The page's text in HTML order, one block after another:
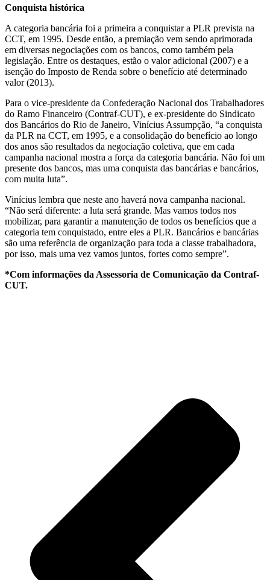
Conquista histórica
A categoria bancária foi a primeira a conquistar a PLR prevista na
CCT, em 1995. Desde então, a premiação vem sendo aprimorada
em diversas negociações com os bancos, como também pela
legislação. Entre os destaques, estão o valor adicional (2007) e a
isenção do Imposto de Renda sobre o benefício até determinado
valor (2013).
Para o vice-presidente da Confederação Nacional dos Trabalhadores
do Ramo Financeiro (Contraf-CUT), e ex-presidente do Sindicato
dos Bancários do Rio de Janeiro, Vinícius Assumpção, “a conquista
da PLR na CCT, em 1995, e a consolidação do benefício ao longo
dos anos são resultados da negociação coletiva, que em cada
campanha nacional mostra a força da categoria bancária. Não foi um
presente dos bancos, mas uma conquista das bancárias e bancários,
com muita luta”.
Vinícius lembra que neste ano haverá nova campanha nacional.
“Não será diferente: a luta será grande. Mas vamos todos nos
mobilizar, para garantir a manutenção de todos os benefícios que a
categoria tem conquistado, entre eles a PLR. Bancários e bancárias
são uma referência de organização para toda a classe trabalhadora,
por isso, mais uma vez vamos juntos, fortes como sempre”.
*Com informações da Assessoria de Comunicação da Contraf-
CUT.